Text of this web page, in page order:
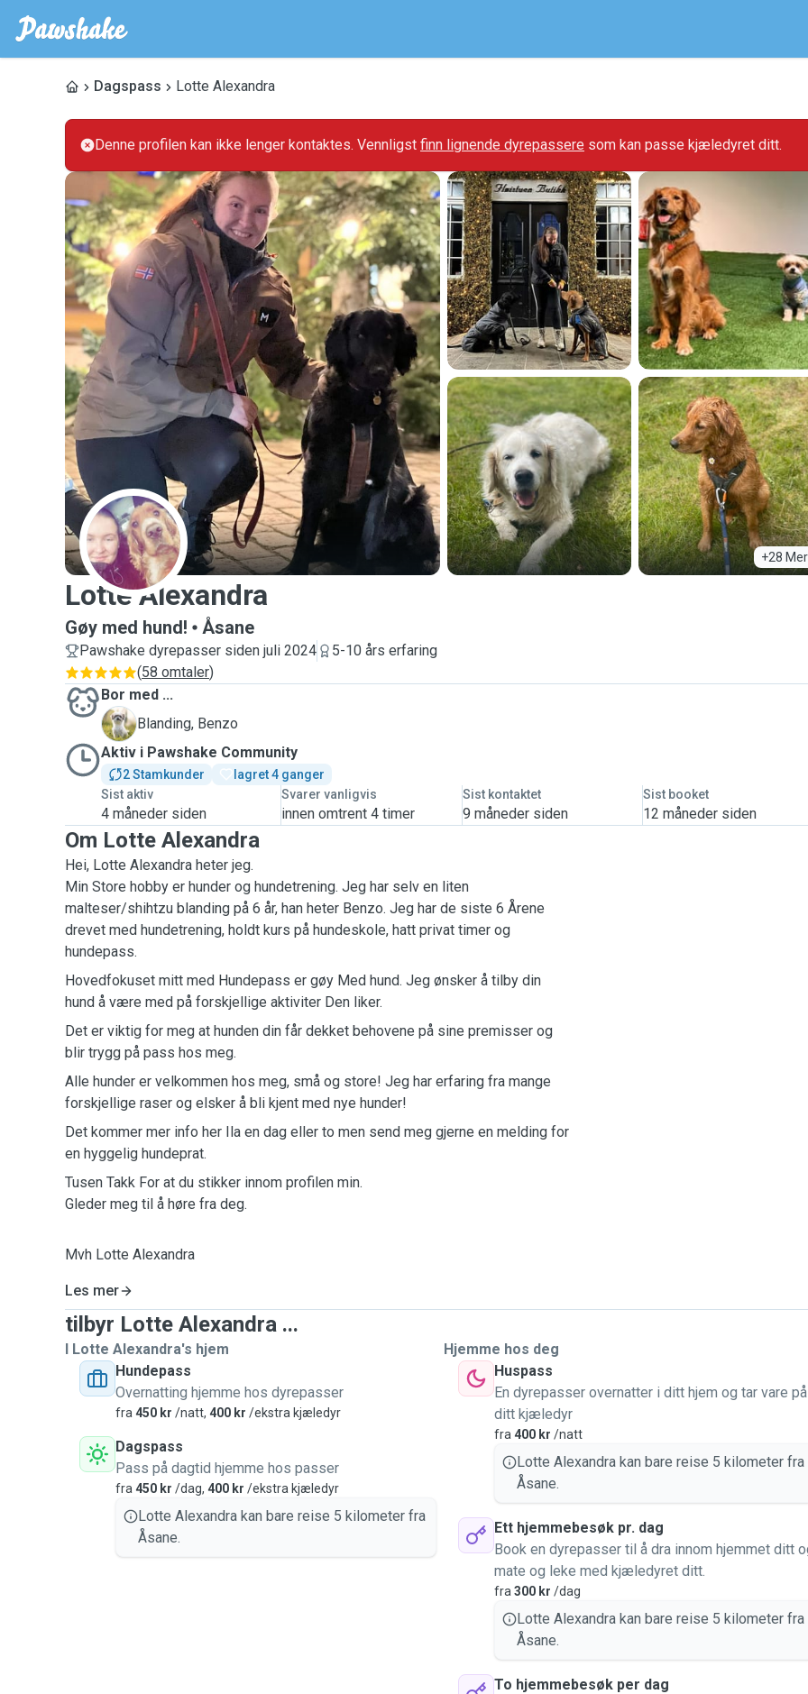
Dagspass Lotte Alexandra
Denne profilen kan ikke lenger kontaktes. Vennligst finn lignende dyrepassere som kan passe kjæledyret ditt.
+28 Mer
L
Lotte Alexandra
Gøy med hund! Åsane
Pawshake dyrepasser siden juli 2024
5-10 års erfaring
(58 omtaler)
Bor med ...
B
Blanding, Benzo
Aktiv i Pawshake Community
2 Stamkunder
lagret 4 ganger
Sist aktiv
4 måneder siden
Svarer vanligvis
innen omtrent 4 timer
Sist kontaktet
9 måneder siden
Sist booket
12 måneder siden
Om Lotte Alexandra
Hei, Lotte Alexandra heter jeg.
Min Store hobby er hunder og hundetrening. Jeg har selv en liten
malteser/shihtzu blanding på 6 år, han heter Benzo. Jeg har de siste 6 Årene
drevet med hundetrening, holdt kurs på hundeskole, hatt privat timer og
hundepass.
Hovedfokuset mitt med Hundepass er gøy Med hund. Jeg ønsker å tilby din
hund å være med på forskjellige aktiviter Den liker.
Det er viktig for meg at hunden din får dekket behovene på sine premisser og
blir trygg på pass hos meg.
Alle hunder er velkommen hos meg, små og store! Jeg har erfaring fra mange
forskjellige raser og elsker å bli kjent med nye hunder!
Det kommer mer info her Ila en dag eller to men send meg gjerne en melding for
en hyggelig hundeprat.
Tusen Takk For at du stikker innom profilen min.
Gleder meg til å høre fra deg.
Mvh Lotte Alexandra
Les mer
tilbyr Lotte Alexandra ...
I Lotte Alexandra's hjem
Hundepass
Overnatting hjemme hos dyrepasser
fra 450 kr /natt, 400 kr /ekstra kjæledyr
Dagspass
Pass på dagtid hjemme hos passer
fra 450 kr /dag, 400 kr /ekstra kjæledyr
Lotte Alexandra kan bare reise 5 kilometer fra
Åsane.
Hjemme hos deg
Huspass
En dyrepasser overnatter i ditt hjem og tar vare på
ditt kjæledyr
fra 400 kr /natt
Lotte Alexandra kan bare reise 5 kilometer fra
Åsane.
Ett hjemmebesøk pr. dag
Book en dyrepasser til å dra innom hjemmet ditt
mate og leke med kjæledyret ditt.
fra 300 kr /dag
Lotte Alexandra kan bare reise 5 kilometer fra
Åsane.
To hjemmebesøk per dag